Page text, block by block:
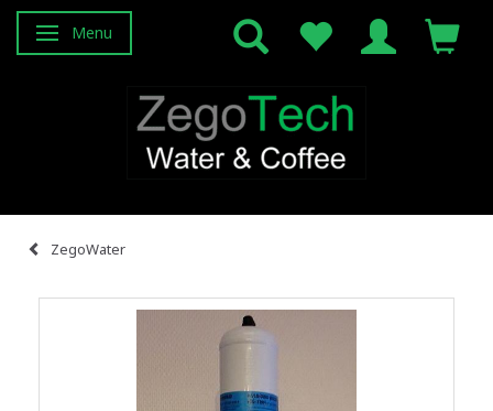
Attiva/disattiva navigazione
Menu
ZegoWater